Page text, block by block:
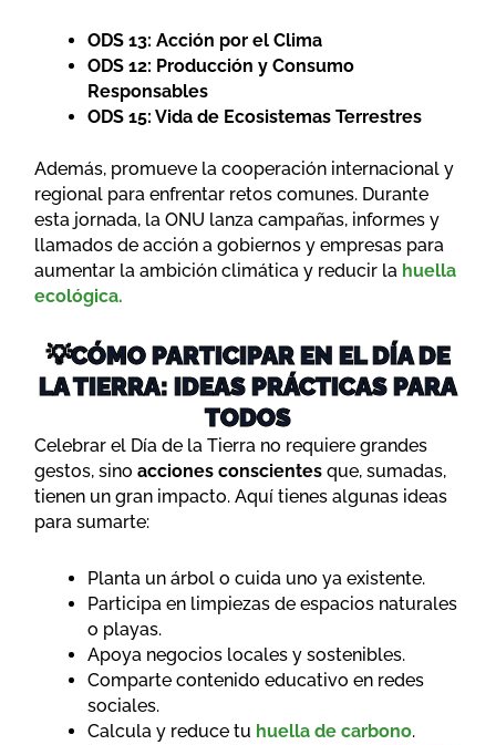
ODS 13: Acción por el Clima
ODS 12: Producción y Consumo
Responsables
ODS 15: Vida de Ecosistemas Terrestres
Además, promueve la cooperación internacional y
regional para enfrentar retos comunes. Durante
esta jornada, la ONU lanza campañas, informes y
llamados de acción a gobiernos y empresas para
aumentar la ambición climática y reducir la huella
ecológica.
💡CÓMO PARTICIPAR EN EL DÍA DE
LA TIERRA: IDEAS PRÁCTICAS PARA
TODOS
Celebrar el Día de la Tierra no requiere grandes
gestos, sino acciones conscientes que, sumadas,
tienen un gran impacto. Aquí tienes algunas ideas
para sumarte:
Planta un árbol o cuida uno ya existente.
Participa en limpiezas de espacios naturales
o playas.
Apoya negocios locales y sostenibles.
Comparte contenido educativo en redes
sociales.
Calcula y reduce tu huella de carbono.